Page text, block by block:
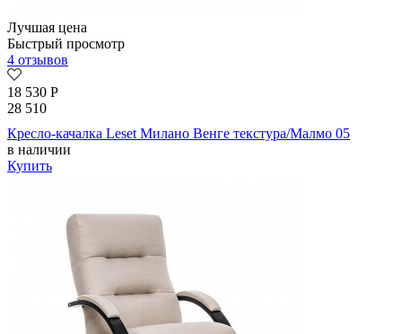
Лучшая цена
Быстрый просмотр
4 отзывов
18 530 Р
28 510
Кресло-качалка Leset Милано Венге текстура/Малмо 05
в наличии
Купить